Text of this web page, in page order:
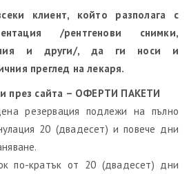
клиент, който разполага с
/рентгенови снимки,
и други/, да ги носи и
преглед на лекаря.
през сайта – ОФЕРТИ ПАКЕТИ
резервация подлежи на пълно
20 (двадесет) и повече дни
по-кратък от 20 (двадесет) дни